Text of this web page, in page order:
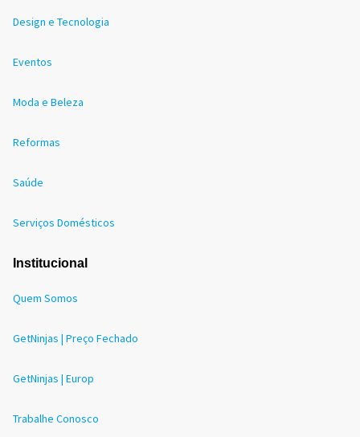
Design e Tecnologia
Eventos
Moda e Beleza
Reformas
Saúde
Serviços Domésticos
Institucional
Quem Somos
GetNinjas | Preço Fechado
GetNinjas | Europ
Trabalhe Conosco